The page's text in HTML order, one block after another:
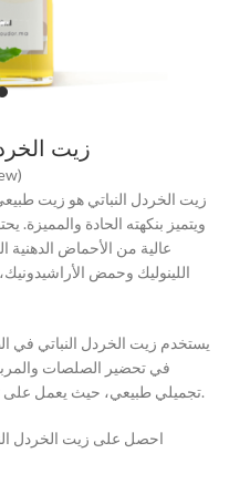
زيت
زيت الخردل النباتي هو زيت
ويتميز بنكهته الحادة والمميزة.
عالية من الأحماض
اللينوليك وحمض
يستخدم زيت الخردل النباتي في
في تحضير الصلصات
تجميلي طبيعي، حيث يعمل على تنظيف البشرة وتقشيرها وترطيبها.
احصل على زيت الخردل